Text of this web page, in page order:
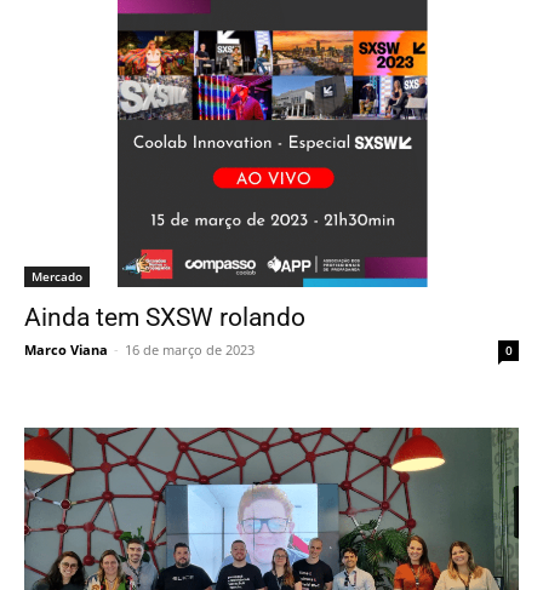
Mercado
Ainda tem SXSW rolando
Marco Viana - 16 de março de 2023 0